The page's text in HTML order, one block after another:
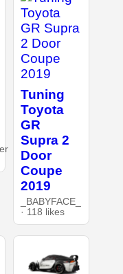
Tuning
Toyota
GR
Supra 2
Door
Coupe
2019
_BABYFACE_
· 118 likes